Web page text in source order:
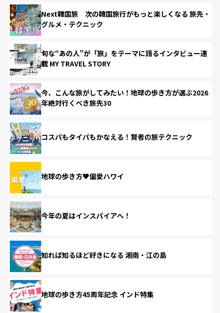
Next韓国旅 次の韓国旅行がもっと楽しくなる 旅先・
グルメ・テクニック
旬な“あの人”が「旅」をテーマに語るインタビュー連
載 MY TRAVEL STORY
今、こんな旅がしてみたい！地球の歩き方が選ぶ2026
年絶対行くべき旅先30
コスパもタイパもかなえる！賢者の旅テクニック
地球の歩き方♥偏愛ハワイ
今年の夏はインスパイアへ！
知れば知るほど好きになる 湘南・江の島
地球の歩き方45周年記念 インド特集